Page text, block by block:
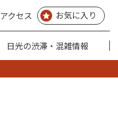
アクセス お気に入り
日光の渋滞・混雑情報